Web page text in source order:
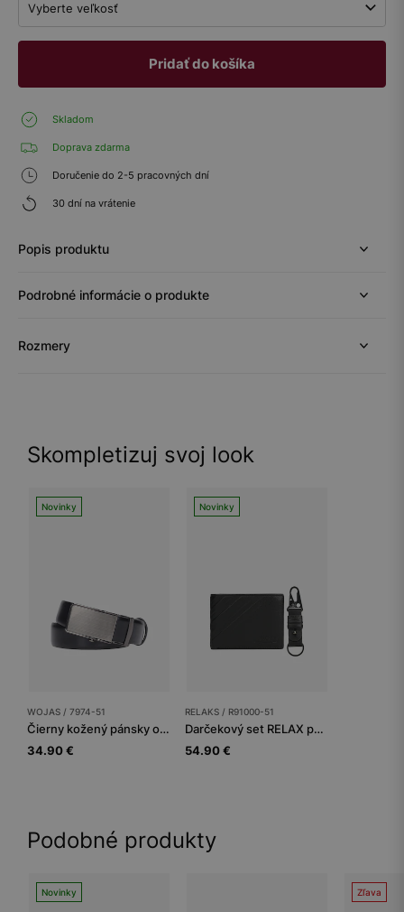
Vyberte veľkosť
Pridať do košíka
Skladom
Doprava zdarma
Doručenie do 2-5 pracovných dní
30 dní na vrátenie
Popis produktu
Podrobné informácie o produkte
Rozmery
Skompletizuj svoj look
Novinky
WOJAS / 7974-51
Čierny kožený pánsky opasok
34.90 €
Novinky
RELAKS / R91000-51
Darčekový set RELAX peňaženka a kľúčenka
54.90 €
Podobné produkty
Novinky Zľava